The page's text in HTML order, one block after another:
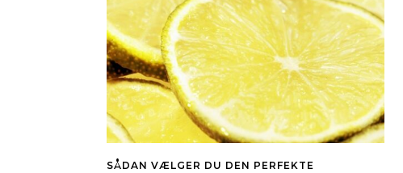
SÅDAN VÆLGER DU DEN PERFEKTE